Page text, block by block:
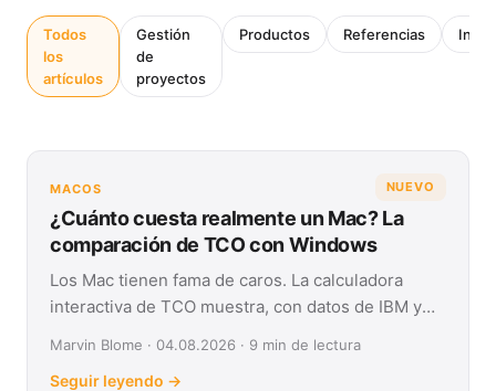
Todos
los
artículos
Gestión
de
proyectos
Productos Referencias
NUEVO
MACOS
¿Cuánto cuesta realmente un Mac? La
comparación de TCO con Windows
Los Mac tienen fama de caros. La calculadora
interactiva de TCO muestra, con datos de IBM y
Marvin Blome · 04.08.2026 · 9 min de lectura
Seguir leyendo →